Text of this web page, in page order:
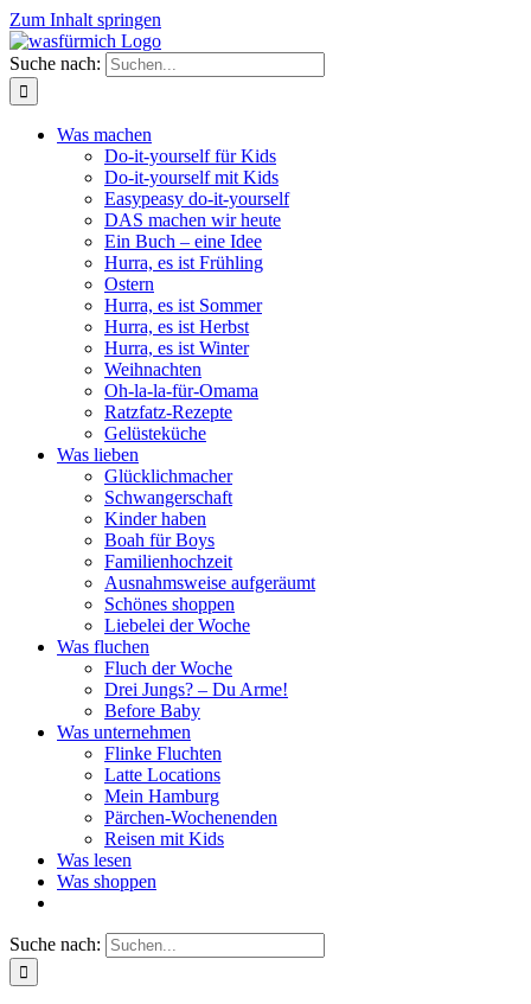
Zum Inhalt springen
Suche nach:
Was machen
Do-it-yourself für Kids
Do-it-yourself mit Kids
Easypeasy do-it-yourself
DAS machen wir heute
Ein Buch – eine Idee
Hurra, es ist Frühling
Ostern
Hurra, es ist Sommer
Hurra, es ist Herbst
Hurra, es ist Winter
Weihnachten
Oh-la-la-für-Omama
Ratzfatz-Rezepte
Gelüsteküche
Was lieben
Glücklichmacher
Schwangerschaft
Kinder haben
Boah für Boys
Familienhochzeit
Ausnahmsweise aufgeräumt
Schönes shoppen
Liebelei der Woche
Was fluchen
Fluch der Woche
Drei Jungs? – Du Arme!
Before Baby
Was unternehmen
Flinke Fluchten
Latte Locations
Mein Hamburg
Pärchen-Wochenenden
Reisen mit Kids
Was lesen
Was shoppen
Suche nach: